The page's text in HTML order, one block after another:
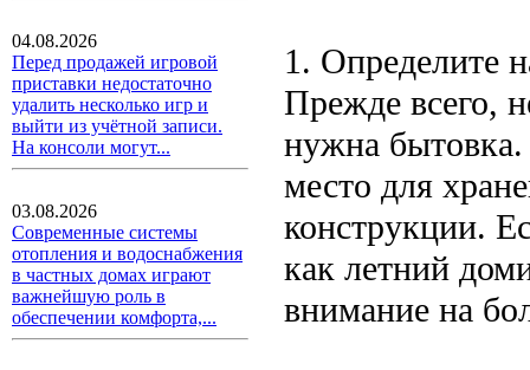
04.08.2026
Перед продажей игровой
приставки недостаточно
удалить несколько игр и
выйти из учётной записи.
На консоли могут...
03.08.2026
Современные системы
отопления и водоснабжения
в частных домах играют
важнейшую роль в
обеспечении комфорта,...
1. Определите
Прежде всего,
нужна бытовка.
место для
конструкции.
как летний
внимание на